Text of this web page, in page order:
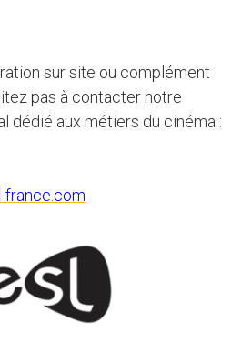
sur site ou complément
pas à contacter notre
dédié aux métiers du cinéma :
france.com